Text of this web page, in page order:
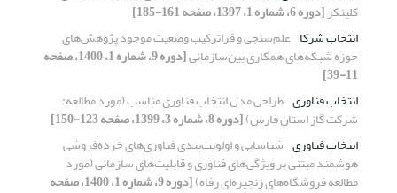
کلینکر[دوره 6، شماره 1، 1397، صفحه 161-185]
انتخاب شرکا علم‌سنجی و فراترکیب وضعیت موجود پژوهش‌های
حوزه شبکه‌های همکاری بین‌سازمانی [دوره 9، شماره 1، 1400، صفحه
11-39]
انتخاب فناوری طراحی مدل انتخاب فناوری مناسب (مورد مطالعه:
شرکت گاز استان فارس)[دوره 8، شماره 3، 1399، صفحه 123-150]
انتخاب فناوری شناسایی و اولویت‌بندی فناوری‌های خرده‌فروشی
هوشمند مبتنی بر ویژگی‌های فناوری و قابلیت‌های سازمانی (مورد
مطالعه فروشگاه‌های زنجیره‌ای رفاه) [دوره 9، شماره 1، 1400، صفحه